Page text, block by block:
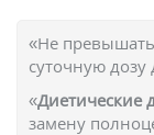
«Не
суточную
«Диетические
замену